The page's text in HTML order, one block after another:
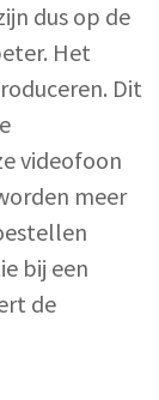
dus op de
Het
Dit
videofoon
meer
bij een
de